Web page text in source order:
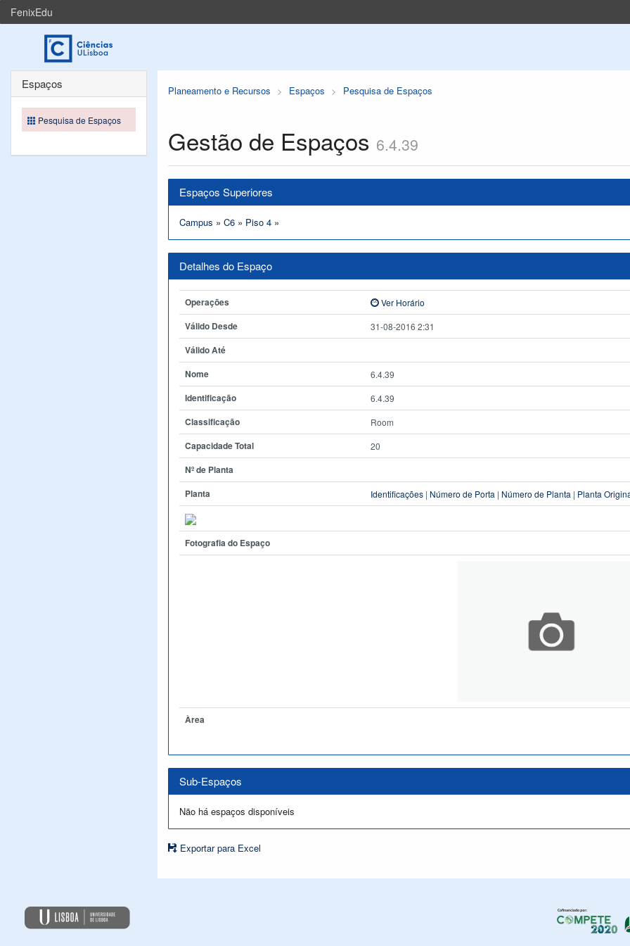
FenixEdu
Planeamento e Recursos Espaços Pesquisa de Espaços
Gestão de Espaços 6.4.39
Espaços Superiores
Campus » C6 » Piso 4 »
Detalhes do Espaço
Operações Ver Horário
Válido Desde 31-08-2016 2:31
Válido Até
Nome
6.4.39
Identificação 6.4.39
Classificação Room
Capacidade Total 20
Nº de Planta
Planta
Identificações | Número de Porta | Número de Planta | Planta
Fotografia do Espaço
Àrea
Sub-Espaços
Não há espaços disponíveis
Exportar para Excel
Espaços
Pesquisa de Espaços